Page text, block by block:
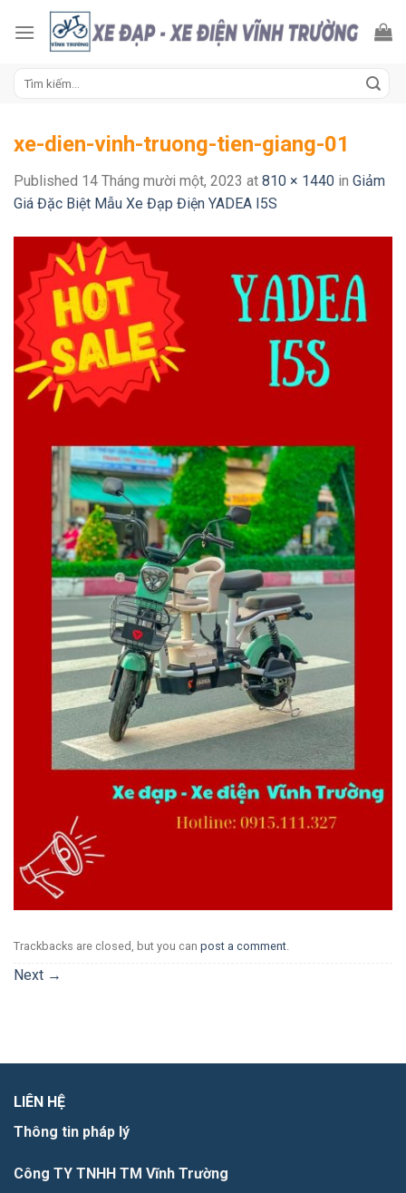
xe-dien-vinh-truong-tien-giang-01
Published 14 Tháng mười một, 2023 at 810 × 1440 in Giảm
Giá Đặc Biệt Mẫu Xe Đạp Điện YADEA I5S
Trackbacks are closed, but you can post a comment.
Next →
LIÊN HỆ
Thông tin pháp lý
Công TY TNHH TM Vĩnh Trường